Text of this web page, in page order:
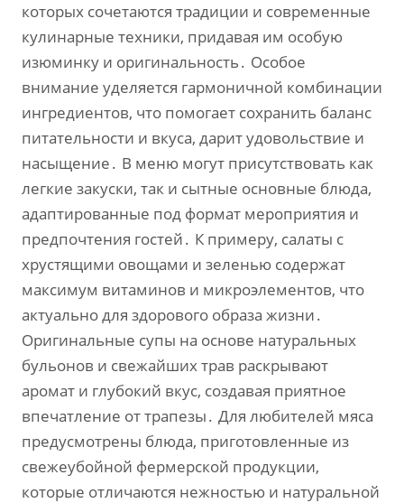
которых сочетаются традиции и современные
кулинарные техники‚ придавая им особую
изюминку и оригинальность․ Особое
внимание уделяется гармоничной комбинации
ингредиентов‚ что помогает сохранить баланс
питательности и вкуса‚ дарит удовольствие и
насыщение․ В меню могут присутствовать как
легкие закуски‚ так и сытные основные блюда‚
адаптированные под формат мероприятия и
предпочтения гостей․ К примеру‚ салаты с
хрустящими овощами и зеленью содержат
максимум витаминов и микроэлементов‚ что
актуально для здорового образа жизни․
Оригинальные супы на основе натуральных
бульонов и свежайших трав раскрывают
аромат и глубокий вкус‚ создавая приятное
впечатление от трапезы․ Для любителей мяса
предусмотрены блюда‚ приготовленные из
свежеубойной фермерской продукции‚
которые отличаются нежностью и натуральной